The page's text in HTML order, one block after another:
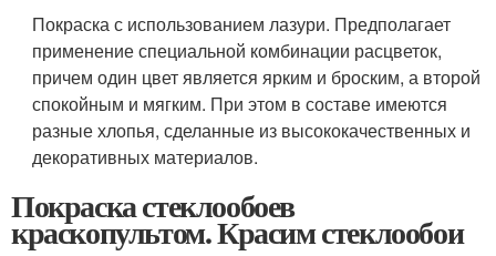
Покраска с использованием лазури. Предполагает
применение специальной комбинации расцветок,
причем один цвет является ярким и броским, а второй
спокойным и мягким. При этом в составе имеются
разные хлопья, сделанные из высококачественных и
декоративных материалов.
Покраска стеклообоев
краскопультом. Красим стеклообои